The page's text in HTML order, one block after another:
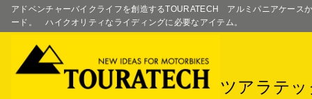
アドベンチャーバイクライフを創造するTOURATECH アルミパニアケース
ード。 ハイクオリティなライディングに必要なアイテム。
ツアラテ